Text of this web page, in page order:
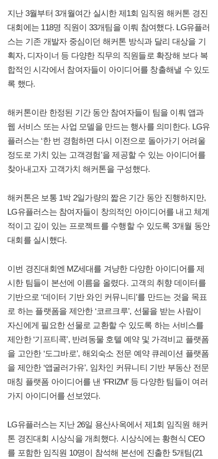
지난 3월부터 3개월여간 실시한 제1회 임직원 해커톤 경진
대회에는 118명 직원이 33개팀을 이뤄 참여했다. LG유플러
스는 기존 개발자 중심이던 해커톤 방식과 달리 대상을 기
획자, 디자이너 등 다양한 직무의 직원들로 확장해 보다 복
합적인 시각에서 참여자들이 아이디어를 창출해낼 수 있도
록 했다.
해커톤이란 한정된 기간 동안 참여자들이 팀을 이뤄 앱과
웹 서비스 또는 사업 모델을 만드는 행사를 의미한다. LG유
플러스는 ‘한 번 경험하면 다시 이전으로 돌아가기 어려울
정도로 가치 있는 고객경험’을 제공할 수 있는 아이디어를
찾아내고자 고객가치 해커톤을 구성했다.
해커톤은 보통 1박 2일가량의 짧은 기간 동안 진행하지만,
LG유플러스는 참여자들이 창의적인 아이디어를 내고 체계
적이고 깊이 있는 프로젝트를 수행할 수 있도록 3개월 동안
대회를 실시했다.
이번 경진대회엔 MZ세대를 겨냥한 다양한 아이디어를 제
시한 팀들이 본선에 이름을 올렸다. 고객의 취향 데이터를
기반으로 ‘데이터 기반 와인 커뮤니티’를 만드는 것을 목표
로 하는 플랫폼을 제안한 ‘코르크루’, 선물을 받는 사람이
자신에게 필요한 선물로 교환할 수 있도록 하는 서비스를
제안한 ‘기프티콕’, 반려동물 호텔 예약 및 가격비교 플랫폼
을 고안한 ‘도그바로’, 해외숙소 전문 예약 큐레이션 플랫폼
을 제안한 ‘앱굴러가유’, 임차인 커뮤니티 기반 부동산 전문
매칭 플랫폼 아이디어를 낸 ‘FRIZM’ 등 다양한 팀들이 여러
가지 아이디어를 선보였다.
LG유플러스는 지난 26일 용산사옥에서 제1회 임직원 해커
톤 경진대회 시상식을 개최했다. 시상식에는 황현식 CEO
를 포함한 임직원 10명이 참석해 본선에 진출한 5개팀(21